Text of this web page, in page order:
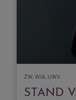
ZW, WIA, UWV
STAND